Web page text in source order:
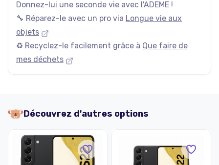
Donnez-lui une seconde vie avec l'ADEME !
🔧 Réparez-le avec un pro via Longue vie aux
objets
♻️ Recyclez-le facilement grâce à Que faire de
mes déchets
Découvrez d'autres options